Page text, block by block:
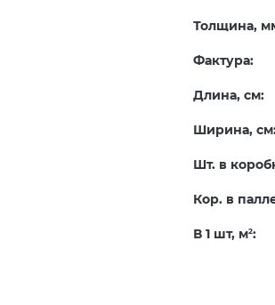
Толщина,
Фактура:
Длина, см:
Ширина,
Шт. в
Кор. в
В 1 шт, м2: